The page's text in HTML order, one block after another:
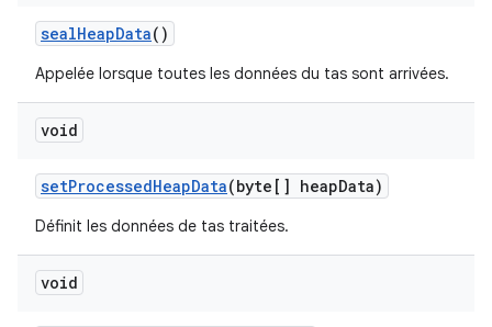
sealHeapData()
Appelée lorsque toutes les données du tas sont arrivées.
void
setProcessedHeapData(byte[] heapData)
Définit les données de tas traitées.
void